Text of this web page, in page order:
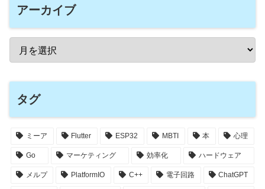
アーカイブ
タグ
ミーア Flutter ESP32 MBTI 本 心理
Go マーケティング 効率化 ハードウェア
メルプ PlatformIO C++ 電子回路 ChatGPT